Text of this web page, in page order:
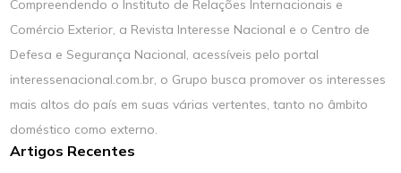
Compreendendo o Instituto de Relações Internacionais e
Comércio Exterior, a Revista Interesse Nacional e o Centro de
Defesa e Segurança Nacional, acessíveis pelo portal
interessenacional.com.br, o Grupo busca promover os interesses
mais altos do país em suas várias vertentes, tanto no âmbito
doméstico como externo.
Artigos Recentes